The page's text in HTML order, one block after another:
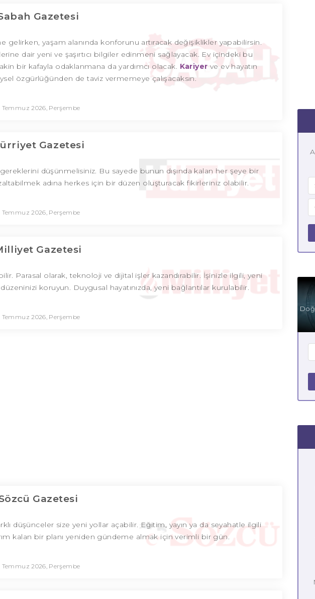
Gazetesi
yaşam alanında konforunu artıracak değişiklikler yapabilirsin.
dair yeni ve şaşırtıcı bilgiler edinmeni sağlayacak. Ev içindeki bu
bir kafayla odaklanmana da yardımcı olacak. Kariyer ve ev hayatın
özgürlüğünden de taviz vermemeye çalışacaksın.
Temmuz 2026, Perşembe
Gazetesi
düşünmelisiniz. Bu sayede bunun dışında kalan her şeye bir
adına herkes için bir düzen oluşturacak fikirleriniz olabilir.
Temmuz 2026, Perşembe
Gazetesi
Parasal olarak, teknoloji ve dijital işler kazandırabilir. İşinizle ilgili, yeni
koruyun. Duygusal hayatınızda, yeni bağlantılar kurulabilir.
Temmuz 2026, Perşembe
Gazetesi
düşünceler size yeni yollar açabilir. Eğitim, yayın ya da seyahatle ilgili
kalan bir planı yeniden gündeme almak için verimli bir gün.
Temmuz 2026, Perşembe